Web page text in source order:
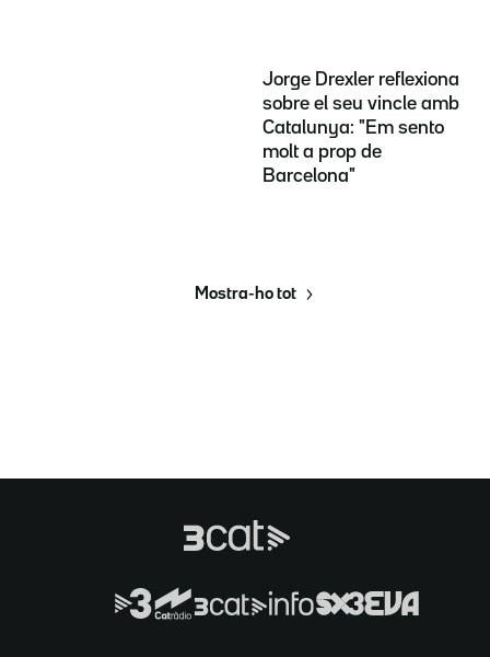
Jorge Drexler reflexiona
sobre el seu vincle amb
Catalunya: "Em sento
molt a prop de
Barcelona"
Mostra-ho tot